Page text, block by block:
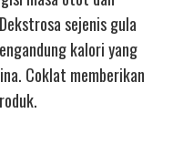
sejenis gula
kalori yang
Coklat memberikan